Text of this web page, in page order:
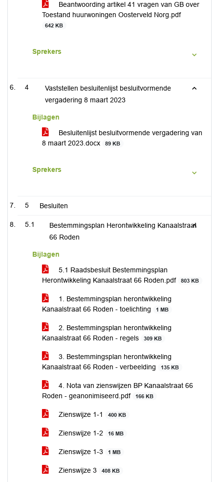
Beantwoording artikel 41 vragen van GB over
Toestand huurwoningen Oosterveld Norg.pdf
642 KB
Sprekers
4
Vaststellen besluitenlijst besluitvormende
vergadering 8 maart 2023
Bijlagen
Besluitenlijst besluitvormende vergadering van
8 maart 2023.docx
89 KB
Sprekers
5 Besluiten
5.1
Bestemmingsplan Herontwikkeling Kanaalstraat
66 Roden
Bijlagen
5.1 Raadsbesluit Bestemmingsplan
Herontwikkeling Kanaalstraat 66 Roden.pdf
803 KB
1. Bestemmingsplan herontwikkeling
Kanaalstraat 66 Roden - toelichting
1 MB
2. Bestemmingsplan herontwikkeling
Kanaalstraat 66 Roden - regels
309 KB
3. Bestemmingsplan herontwikkeling
Kanaalstraat 66 Roden - verbeelding
135 KB
4. Nota van zienswijzen BP Kanaalstraat 66
Roden - geanonimiseerd.pdf
166 KB
Zienswijze 1-1 400 KB
Zienswijze 1-2 16 MB
Zienswijze 1-3 1 MB
Zienswijze 3 408 KB